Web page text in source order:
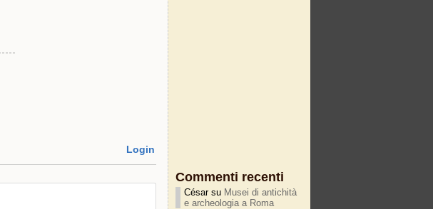
Login
Commenti recenti
Césarsu Musei di antichità
e archeologia a Roma